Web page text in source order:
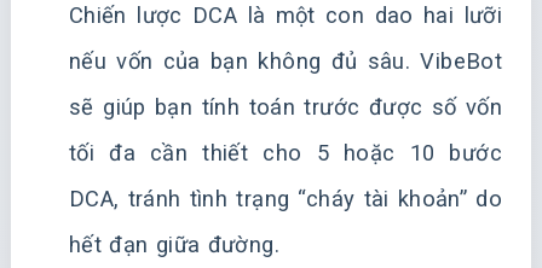
Chiến lược DCA là một con dao hai lưỡi
nếu vốn của bạn không đủ sâu. VibeBot
sẽ giúp bạn tính toán trước được số vốn
tối đa cần thiết cho 5 hoặc 10 bước
DCA, tránh tình trạng “cháy tài khoản” do
hết đạn giữa đường.